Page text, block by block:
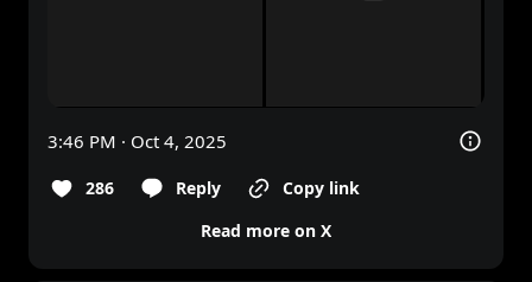
3:46 PM · Oct 4, 2025
286 Reply
Copy link
Read more on X